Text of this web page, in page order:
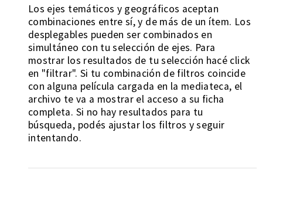
Los ejes temáticos y geográficos aceptan
combinaciones entre sí, y de más de un ítem. Los
desplegables pueden ser combinados en
simultáneo con tu selección de ejes. Para
mostrar los resultados de tu selección hacé click
en "filtrar". Si tu combinación de filtros coincide
con alguna película cargada en la mediateca, el
archivo te va a mostrar el acceso a su ficha
completa. Si no hay resultados para tu
búsqueda, podés ajustar los filtros y seguir
intentando.